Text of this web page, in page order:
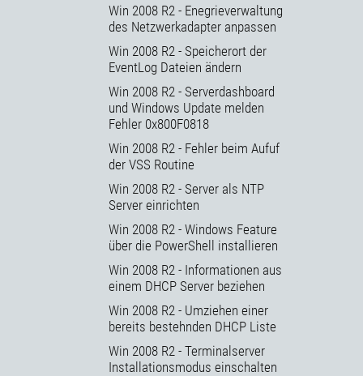
Win 2008 R2 - Enegrieverwaltung
des Netzwerkadapter anpassen
Win 2008 R2 - Speicherort der
EventLog Dateien ändern
Win 2008 R2 - Serverdashboard
und Windows Update melden
Fehler 0x800F0818
Win 2008 R2 - Fehler beim Aufuf
der VSS Routine
Win 2008 R2 - Server als NTP
Server einrichten
Win 2008 R2 - Windows Feature
über die PowerShell installieren
Win 2008 R2 - Informationen aus
einem DHCP Server beziehen
Win 2008 R2 - Umziehen einer
bereits bestehnden DHCP Liste
Win 2008 R2 - Terminalserver
Installationsmodus einschalten